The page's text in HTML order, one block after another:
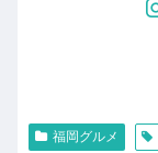
福岡グルメ